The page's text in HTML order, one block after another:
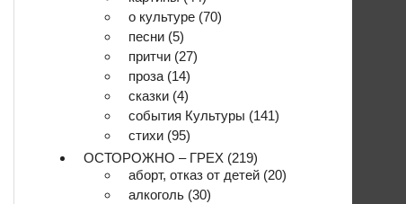
о культуре (70)
песни (5)
притчи (27)
проза (14)
сказки (4)
события Культуры (141)
стихи (95)
ОСТОРОЖНО – ГРЕХ (219)
аборт, отказ от детей (20)
алкоголь (30)